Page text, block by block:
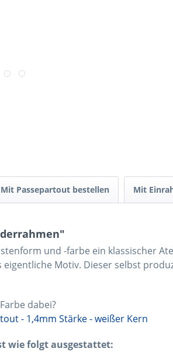
Mit Passepartout bestellen Mit
und -farbe ein klassischer
Motiv. Dieser selbst
dabei?
- 1,4mm Stärke - weißer Kern
wie folgt ausgestattet: